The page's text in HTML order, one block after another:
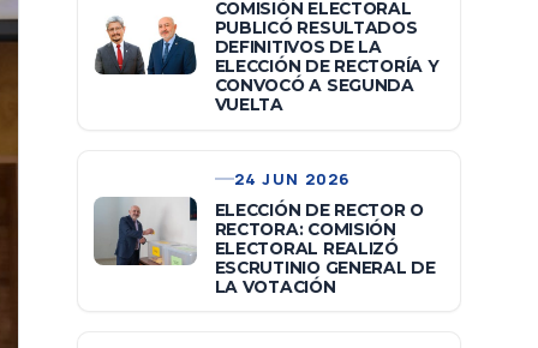
COMISIÓN ELECTORAL
PUBLICÓ RESULTADOS
DEFINITIVOS DE LA
ELECCIÓN DE RECTORÍA Y
CONVOCÓ A SEGUNDA
VUELTA
24 JUN 2026
ELECCIÓN DE RECTOR O
RECTORA: COMISIÓN
ELECTORAL REALIZÓ
ESCRUTINIO GENERAL DE
LA VOTACIÓN